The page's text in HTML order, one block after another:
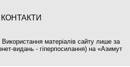
КОНТАКТИ
матеріалів сайту лише за
видань - гіперпосилання) на «Азимут